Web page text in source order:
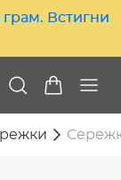
грам. Встигни